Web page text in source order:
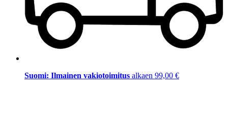
Suomi: Ilmainen vakiotoimitus alkaen 99,00 €